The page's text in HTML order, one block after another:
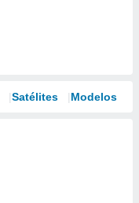
Satélites Modelos